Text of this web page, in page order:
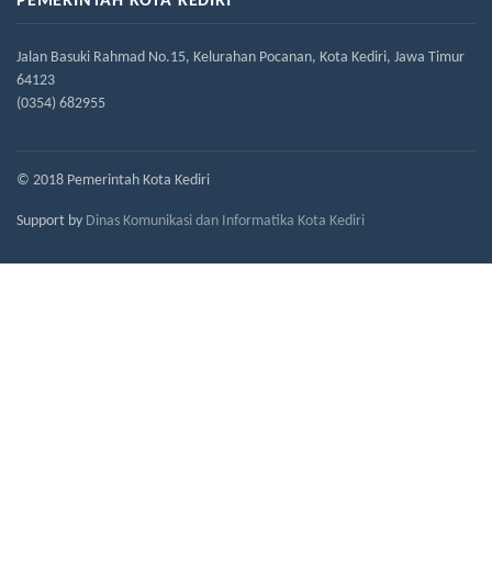
Jalan Basuki Rahmad No.15, Kelurahan Pocanan, Kota Kediri, Jawa Timur
64123
(0354) 682955
© 2018 Pemerintah Kota Kediri
Support by Dinas Komunikasi dan Informatika Kota Kediri